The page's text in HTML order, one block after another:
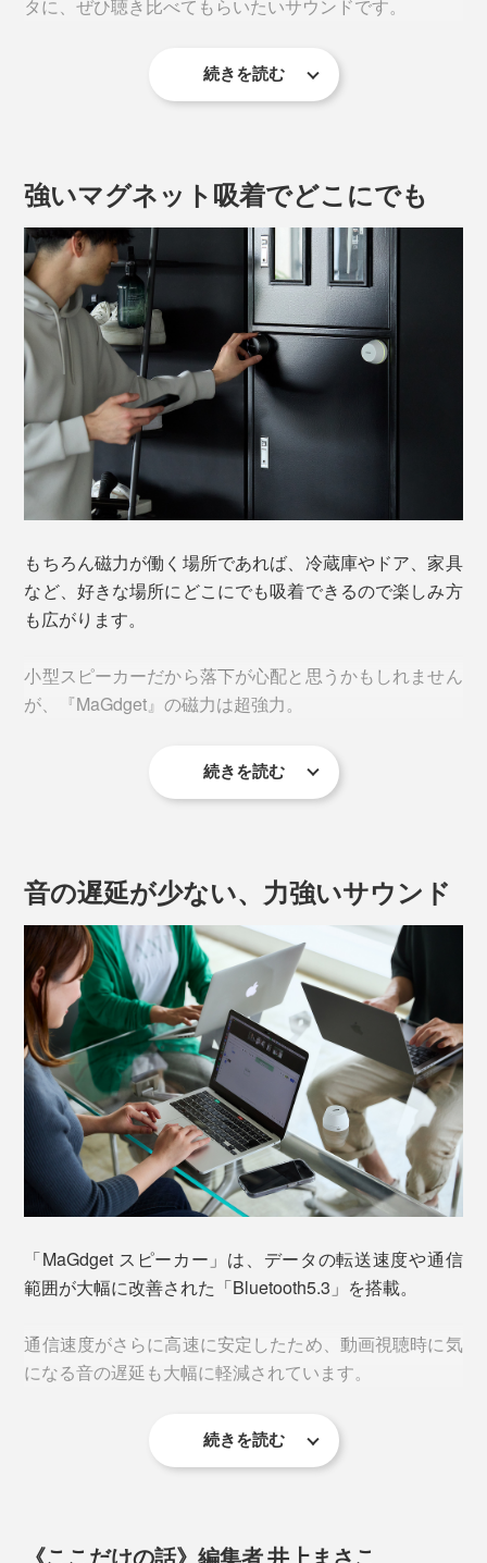
タに、ぜひ聴き比べてもらいたいサウンドです。
テレビやパソコンがない場所で、今この動画をスマホで
そんな時「MaGdgetスピーカー」があれば、その楽しみ
にもっと没入できますよ。
スマートフォンから直接音楽や音声を再生した時の、耳
いサウンドが広がるフルレンジスピーカーを採用。
なんと言ってもその形状とマグネット内蔵で、スマホス
タンド代わりにもなるという便利さ。
ビデオ通話時はタテ置き、動画視聴する時はヨコ置き
に。スマホを傾けるだけでOKなので、自宅やオフィ
ス、外出先など、さまざまなシーンで活躍しそうです。
続きを読む
強いマグネット吸着でどこにでも
もちろん磁力が働く場所であれば、冷蔵庫やドア、家具
など、好きな場所にどこにでも吸着できるので楽しみ方
も広がります。
小型スピーカーだから落下が心配と思うかもしれません
が、『MaGdget』の磁力は超強力。
マグネットの中で最も強力とされるネオジム磁石を使用
しています。
ムと、鉄やホウ素などを原料に使った磁石。
すると、その強さは約10倍！だから、 iPhone 14
ProMaxに吸着させても、その重さを支えることができ
続きを読む
音の遅延が少ない、力強いサウンド
「MaGdget スピーカー」は、データの転送速度や通信
範囲が大幅に改善された「Bluetooth5.3」を搭載。
通信速度がさらに高速に安定したため、動画視聴時に気
になる音の遅延も大幅に軽減されています。
続きを読む
《ここだけの話》編集者 井上まさこ